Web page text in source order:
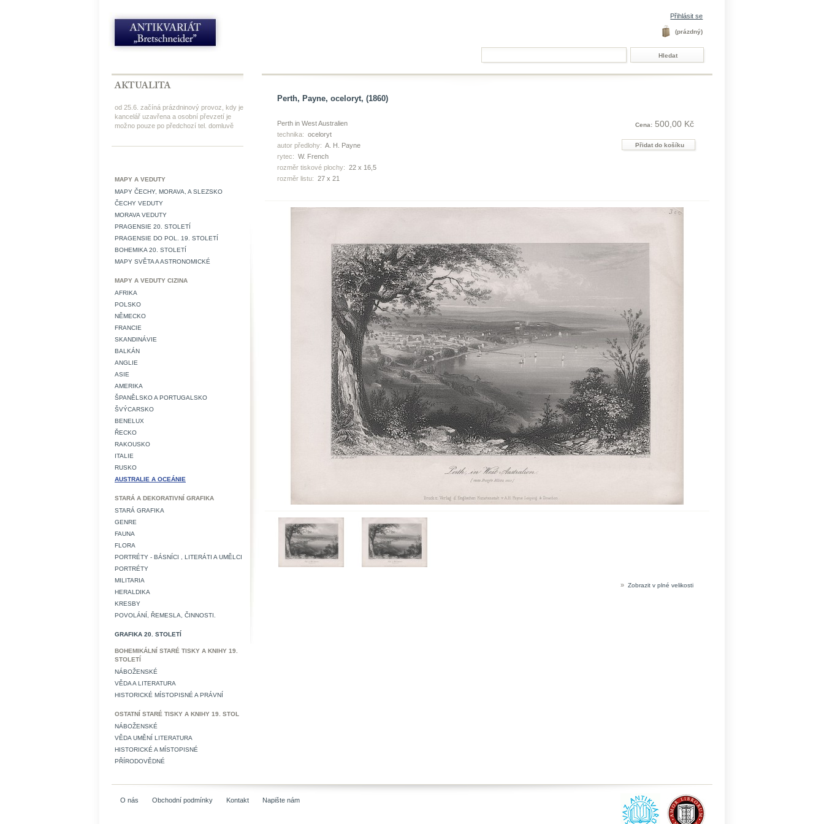
Přihlásit se
(prázdný)
od 25.6. začíná prázdninový provoz, kdy je
kancelář uzavřena a osobní převzetí je
možno pouze po předchozí tel. domluvě
MAPY A VEDUTY
MAPY ČECHY, MORAVA, A SLEZSKO
ČECHY VEDUTY
MORAVA VEDUTY
PRAGENSIE 20. STOLETÍ
PRAGENSIE DO POL. 19. STOLETÍ
BOHEMIKA 20. STOLETÍ
MAPY SVĚTA A ASTRONOMICKÉ
MAPY A VEDUTY CIZINA
AFRIKA
POLSKO
NĚMECKO
FRANCIE
SKANDINÁVIE
BALKÁN
ANGLIE
ASIE
AMERIKA
ŠPANĚLSKO A PORTUGALSKO
ŠVÝCARSKO
BENELUX
ŘECKO
RAKOUSKO
ITALIE
RUSKO
AUSTRALIE A OCEÁNIE
STARÁ A DEKORATIVNÍ GRAFIKA
STARÁ GRAFIKA
GENRE
FAUNA
FLORA
PORTRÉTY - BÁSNÍCI , LITERÁTI A UMĚLCI
PORTRÉTY
MILITARIA
HERALDIKA
KRESBY
POVOLÁNÍ, ŘEMESLA, ČINNOSTI.
GRAFIKA 20. STOLETÍ
BOHEMIKÁLNÍ STARÉ TISKY A KNIHY 19.
STOLETÍ
NÁBOŽENSKÉ
VĚDA A LITERATURA
HISTORICKÉ MÍSTOPISNÉ A PRÁVNÍ
OSTATNÍ STARÉ TISKY A KNIHY 19. STOL
NÁBOŽENSKÉ
VĚDA UMĚNÍ LITERATURA
HISTORICKÉ A MÍSTOPISNÉ
PŘÍRODOVĚDNÉ
Perth, Payne, oceloryt, (1860)
Perth in West Australien
technika: oceloryt
autor předlohy: A. H. Payne
rytec: W. French
rozměr tiskové plochy: 22 x 16,5
rozměr listu: 27 x 21
Cena: 500,00 Kč
» Zobrazit v plné velikosti
O nás Obchodní podmínky Kontakt Napište nám